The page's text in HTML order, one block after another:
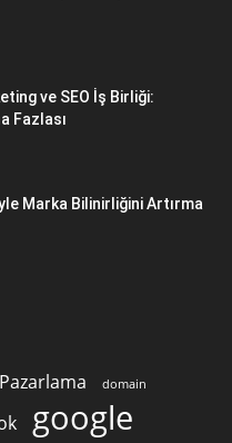
ve SEO İş Birliği:
Fazlası
Marka Bilinirliğini Artırma
domain
google